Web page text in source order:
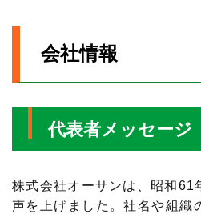
会社情報
代表者メッセージ
株式会社オーサンは、昭和61
声を上げました。社名や組織